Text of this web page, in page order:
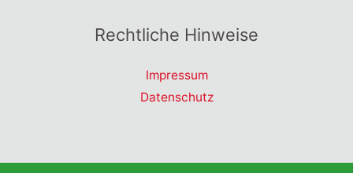
Rechtliche Hinweise
Impressum
Datenschutz